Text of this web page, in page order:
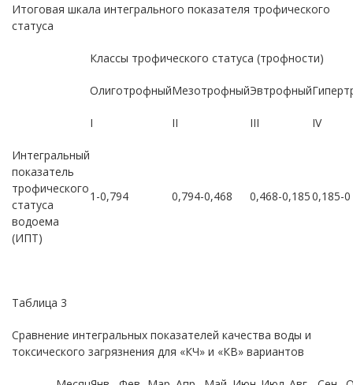
Итоговая шкала интегрального показателя трофического
статуса
Классы трофического статуса (трофности)
Олиготрофный
I
Мезотрофный
II
Эвтрофный
III IV
Интегральный
показатель
трофического
статуса
водоема
(ИПТ)
1-0,794 0,794-0,468 0,468-0,1850,185-0
Таблица 3
Сравнение интегральных показателей качества воды и
токсического загрязнения для «КЧ» и «КВ» вариантов